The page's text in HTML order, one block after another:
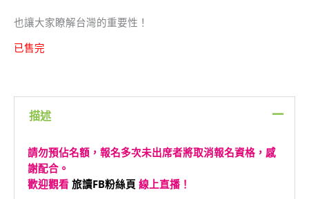
也讓大家瞭解台灣的重要性！
已售完
描述
請勿預佔名額，報名多次未出席者將取消報名資格，感
謝配合。
歡迎觀看 旅讀FB粉絲頁 線上直播！